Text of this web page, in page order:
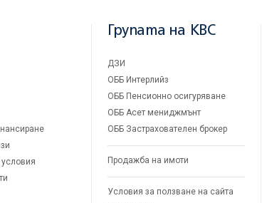
Групата на KBC
ДЗИ
ОББ Интерлийз
ОББ Пенсионно осигуряване
ОББ Асет мениджмънт
ОББ Застрахователен брокер
Продажба на имоти
Условия за ползване на сайта